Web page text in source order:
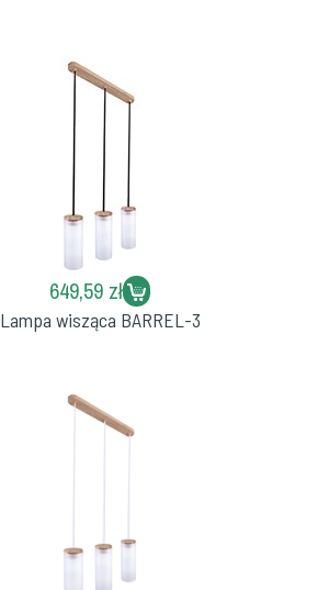
649,59 zł
Lampa wisząca BARREL-3